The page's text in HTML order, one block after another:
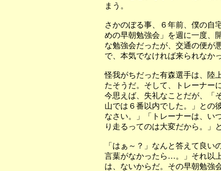
まう。
さかのぼる事、６年前、僕の自
めの早朝勉強会」を週に一度、
な勉強会だったが、交通の便が
で、本気でなければ来られなか
怪我がちだった有森選手は、陸
たそうだ。そして、トレーナー
今思えば、失礼なことだが、「
山では６番以内でした。」との
なさい。」「トレーナーは、い
り走るってのは大変だから。」
「はぁ～？」なんと答えて良い
言葉がなかったら…。」 それ以
は、ないからだ。その早朝勉強